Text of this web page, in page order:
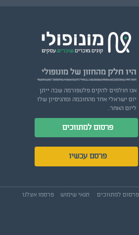
היו חלקמהחזון של מונופולי
אנו חולמים להקים פלטפורמה שבה ייתן
יזם ישראלי אחד מהחוכמה ומהניסיון שלו
ליזם האחר.
פרסום למתווכים
פרסם עכשיו
פרסום למתווכים תנאי שימוש פרסמו אצלנו